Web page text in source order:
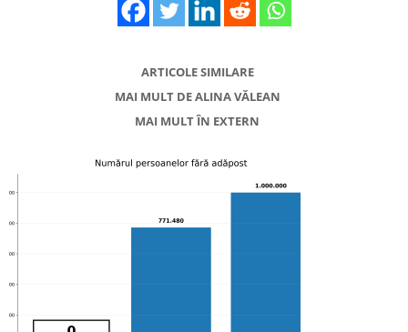
ARTICOLE SIMILARE
MAI MULT DE ALINA VĂLEAN
MAI MULT ÎN EXTERN